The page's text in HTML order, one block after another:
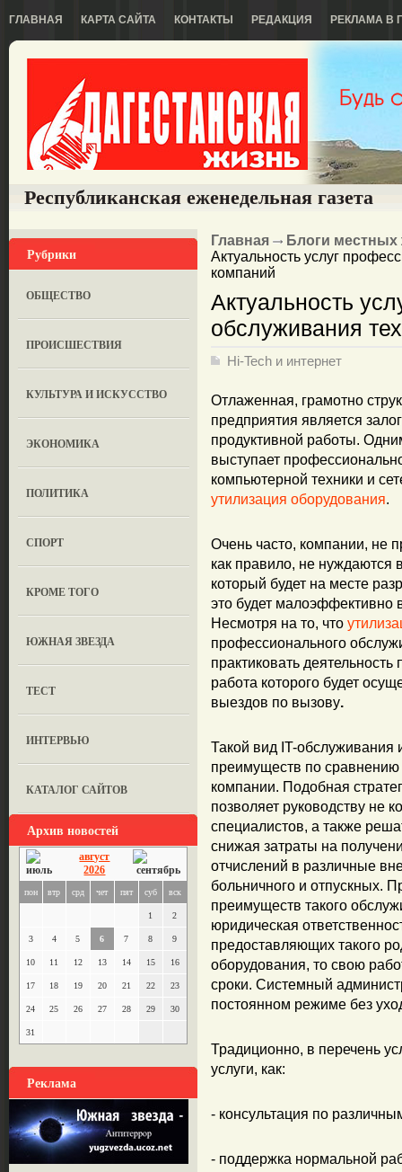
ГЛАВНАЯ КАРТА САЙТА КОНТАКТЫ РЕДАКЦИЯ РЕКЛАМА В
Республиканская еженедельная газета
Рубрики
ОБЩЕСТВО
ПРОИСШЕСТВИЯ
КУЛЬТУРА И ИСКУССТВО
ЭКОНОМИКА
ПОЛИТИКА
СПОРТ
КРОМЕ ТОГО
ЮЖНАЯ ЗВЕЗДА
ТЕСТ
ИНТЕРВЬЮ
КАТАЛОГ САЙТОВ
Архив новостей
август
2026
пон втр срд чет пят суб вск
1 2
3 4 5 6 7 8 9
10 11 12 13 14 15 16
17 18 19 20 21 22 23
24 25 26 27 28 29 30
31
Реклама
Главная
Блоги местных
Актуальность услуг
компаний
Актуальность
обслуживания
Hi-Tech и интернет
Отлаженная, грамотно
предприятия является
продуктивной работы.
выступает
компьютерной техники и
утилизация оборудования.
Очень часто, компании, не
как правило, не нуждаются
который будет на месте
это будет малоэффективно
Несмотря на то, что
профессионального
практиковать
работа которого будет
выездов по вызову.
Такой вид IT-
преимуществ по сравнению
компании. Подобная
позволяет руководству не
специалистов, а также
снижая затраты на
отчислений в различные
больничного и отпускных.
преимуществ такого
юридическая
предоставляющих такого
оборудования, то свою
сроки. Системный
постоянном режиме без
Традиционно, в перечень
услуги, как:
- консультация по
- поддержка нормальной